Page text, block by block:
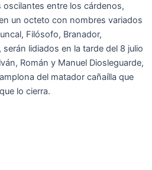
entre los cárdenos,
un octeto con nombres variados
Filósofo, Branador,
lidiados en la tarde del 8 julio
Román y Manuel Diosleguarde,
del matador cañaílla que
lo cierra.